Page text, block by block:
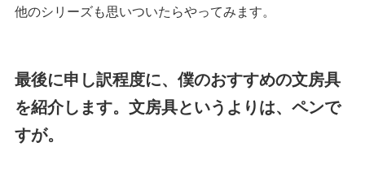
他のシリーズも思いついたらやってみます。
最後に申し訳程度に、僕のおすすめの文房具
を紹介します。文房具というよりは、ペンで
すが。